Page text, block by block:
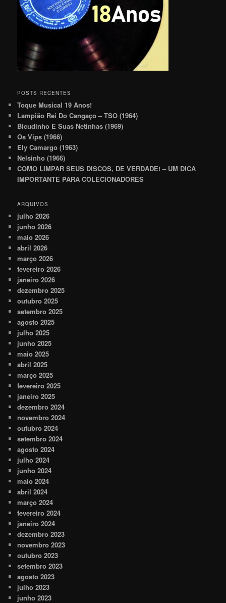
POSTS RECENTES
Toque Musical 19 Anos!
Lampião Rei Do Cangaço – TSO (1964)
Bicudinho E Suas Netinhas (1969)
Os Vips (1966)
Ely Camargo (1963)
Nelsinho (1966)
COMO LIMPAR SEUS DISCOS, DE VERDADE! – UM DICA
IMPORTANTE PARA COLECIONADORES
ARQUIVOS
julho 2026
junho 2026
maio 2026
abril 2026
março 2026
fevereiro 2026
janeiro 2026
dezembro 2025
outubro 2025
setembro 2025
agosto 2025
julho 2025
junho 2025
maio 2025
abril 2025
março 2025
fevereiro 2025
janeiro 2025
dezembro 2024
novembro 2024
outubro 2024
setembro 2024
agosto 2024
julho 2024
junho 2024
maio 2024
abril 2024
março 2024
fevereiro 2024
janeiro 2024
dezembro 2023
novembro 2023
outubro 2023
setembro 2023
agosto 2023
julho 2023
junho 2023